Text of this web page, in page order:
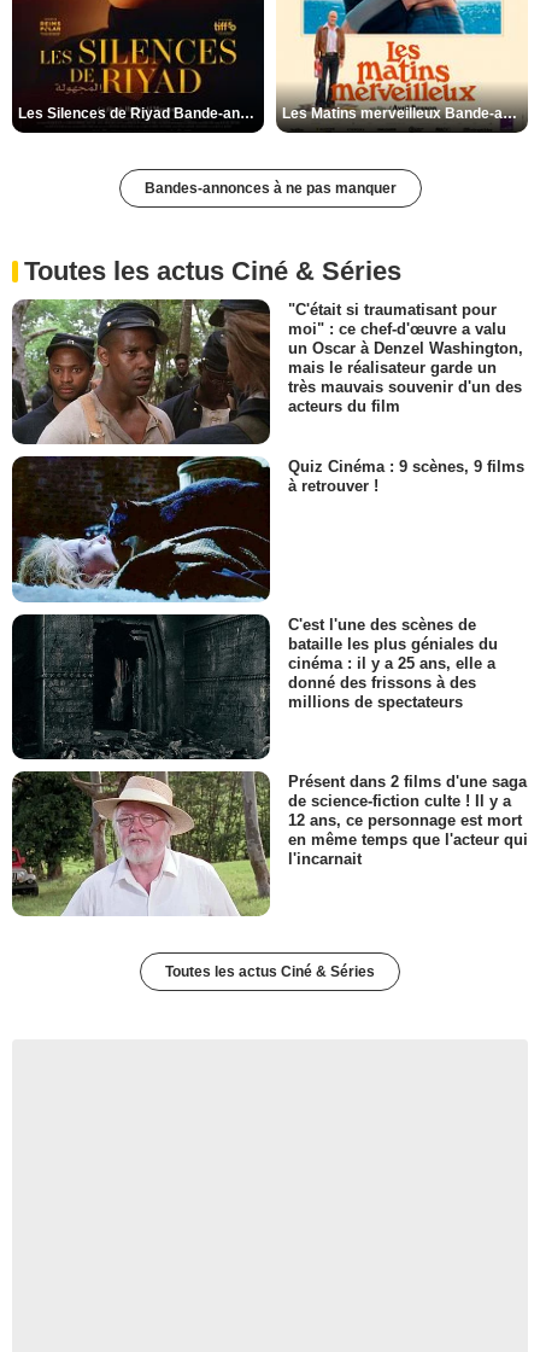
Les Silences de Riyad Bande-annonce VO STFR Les Matins merveilleux Bande-annonce VF
Bandes-annonces à ne pas manquer
Toutes les actus Ciné & Séries
"C'était si traumatisant pour
moi" : ce chef-d'œuvre a valu
un Oscar à Denzel Washington,
mais le réalisateur garde un
très mauvais souvenir d'un des
acteurs du film
Quiz Cinéma : 9 scènes, 9 films
à retrouver !
C'est l'une des scènes de
bataille les plus géniales du
cinéma : il y a 25 ans, elle a
donné des frissons à des
millions de spectateurs
Présent dans 2 films d'une saga
de science-fiction culte ! Il y a
12 ans, ce personnage est mort
en même temps que l'acteur qui
l'incarnait
Toutes les actus Ciné & Séries